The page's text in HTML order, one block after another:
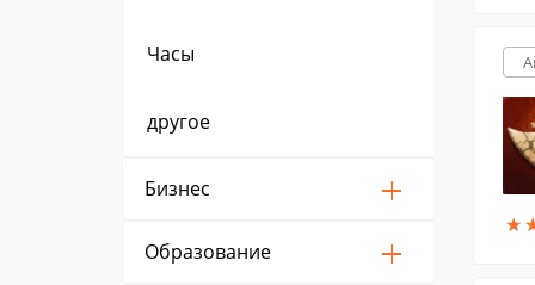
Часы
другое
Бизнес
Образование
★
★